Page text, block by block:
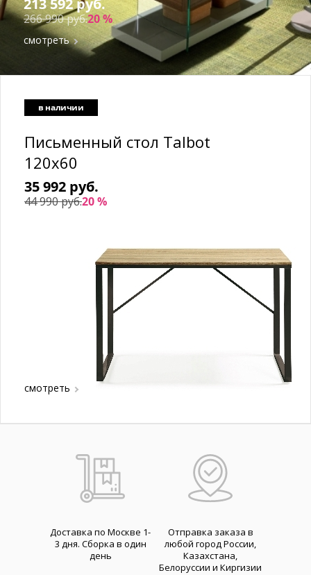
в наличии
смотреть
Письменный стол Talbot
120x60
35 992 руб.
44 990 руб.20 %
смотреть
213 592 руб.
266 990 руб.20 %
Доставка по Москве 1-
3 дня. Cборка в один
день
Отправка заказа в
любой город России,
Казахстана,
Белоруссии и Киргизии